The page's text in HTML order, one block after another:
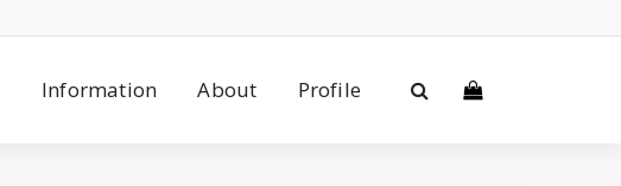
Information About Profile